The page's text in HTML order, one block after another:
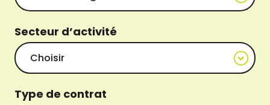
Secteur d’activité
Type de contrat